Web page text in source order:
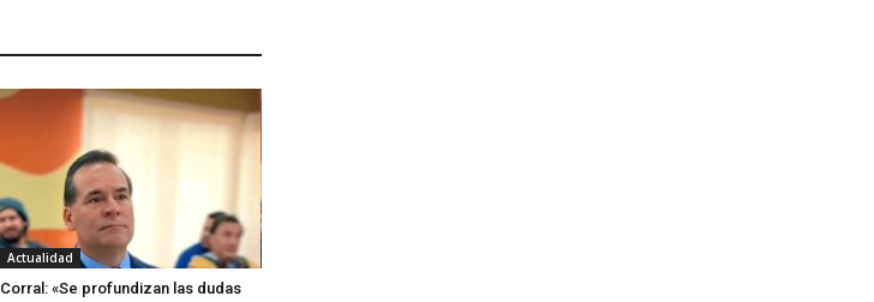
Actualidad
Corral: «Se profundizan las dudas